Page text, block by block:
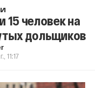
человек на
дольщиков
11:17